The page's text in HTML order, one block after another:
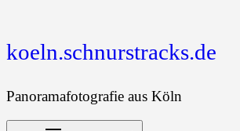
koeln.schnurstracks.de
Panoramafotografie aus Köln